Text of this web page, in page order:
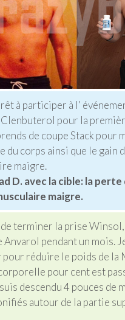
à participer à l’
pour la
de coupe Stack pour
du corps ainsi que le gain
maigre.
D. avec la cible: la
maigre.
de terminer la prise
Anvarol pendant un mois.
pour réduire le poids de la
pour cent est
descendu 4 pouces de
autour de la partie